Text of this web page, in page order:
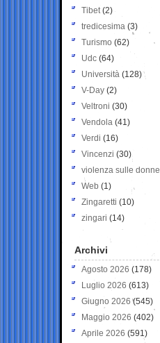
Tibet(2)
tredicesima (3)
Turismo (62)
Udc (64)
Università (128)
V-Day (2)
Veltroni (30)
Vendola (41)
Verdi (16)
Vincenzi (30)
violenza sulle donne
Web (1)
Zingaretti (10)
zingari (14)
Archivi
Agosto 2026 (178)
Luglio 2026 (613)
Giugno 2026 (545)
Maggio 2026 (402)
Aprile 2026 (591)